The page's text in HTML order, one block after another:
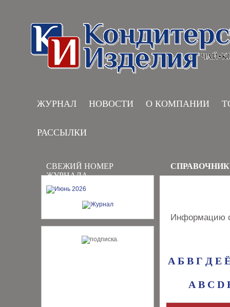
ЖУРНАЛ НОВОСТИ О КОМПАНИИ
РАССЫЛКИ
СВЕЖИЙ НОМЕР
ЖУРНАЛА
Информацию
А Б В Г Д Е
A B C D